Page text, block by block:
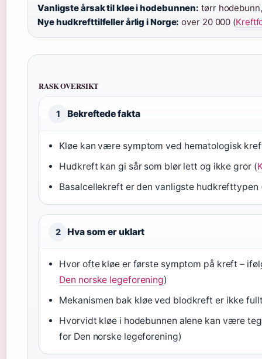
Vanligste årsak til kløe i hodebunnen: tørr
Nye hudkrefttilfeller årlig i Norge: over 20 000 (
RASK OVERSIKT
1 Bekreftede fakta
Kløe kan være symptom ved hematologisk
Hudkreft kan gi sår som blør lett og ikke gror (
Basalcellekreft er den vanligste hudkrefttypen
2 Hva som er uklart
Hvor ofte kløe er første symptom på kreft –
Den norske legeforening)
Mekanismen bak kløe ved blodkreft er ikke
Hvorvidt kløe i hodebunnen alene kan være
for Den norske legeforening)